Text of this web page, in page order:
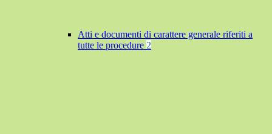
Atti e documenti di carattere generale riferiti a
tutte le procedure 2